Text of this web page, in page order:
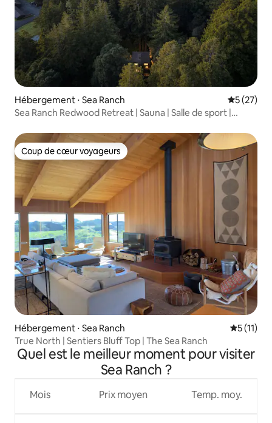
Hébergement ⋅ Sea Ranch
5 (27)
Sea Ranch Redwood Retreat | Sauna | Salle de sport |
Coup de cœur voyageurs
Coup de cœur voyageurs
Hébergement ⋅ Sea Ranch
5 (11)
True North | Sentiers Bluff Top | The Sea Ranch
Quel est le meilleur moment pour visiter
Sea Ranch ?
Mois Prix moyen Temp. moy.